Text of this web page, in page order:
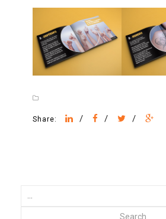
Share: / / /
Search